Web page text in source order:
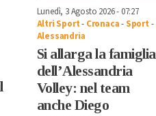
Lunedì, 3 Agosto 2026 - 07:27
Altri Sport- Cronaca-Sport -
Alessandria
Si allarga la famiglia
dell’Alessandria
Volley: nel team
anche Diego